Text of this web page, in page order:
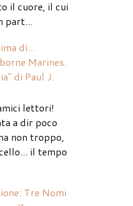
il cuore, il cui
part...
di...
Marines.
di Paul J.
lettori!
a dir poco
non troppo,
il tempo
Tre Nomi